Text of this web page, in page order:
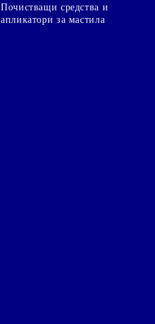
Почистващи средства и
апликатори за мастила